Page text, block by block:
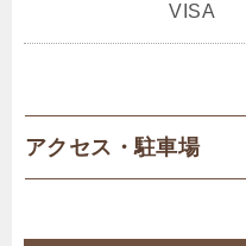
VISA
アクセス・駐車場